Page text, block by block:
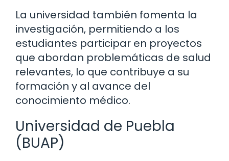
La universidad también fomenta la
investigación, permitiendo a los
estudiantes participar en proyectos
que abordan problemáticas de salud
relevantes, lo que contribuye a su
formación y al avance del
conocimiento médico.
Universidad de Puebla
(BUAP)